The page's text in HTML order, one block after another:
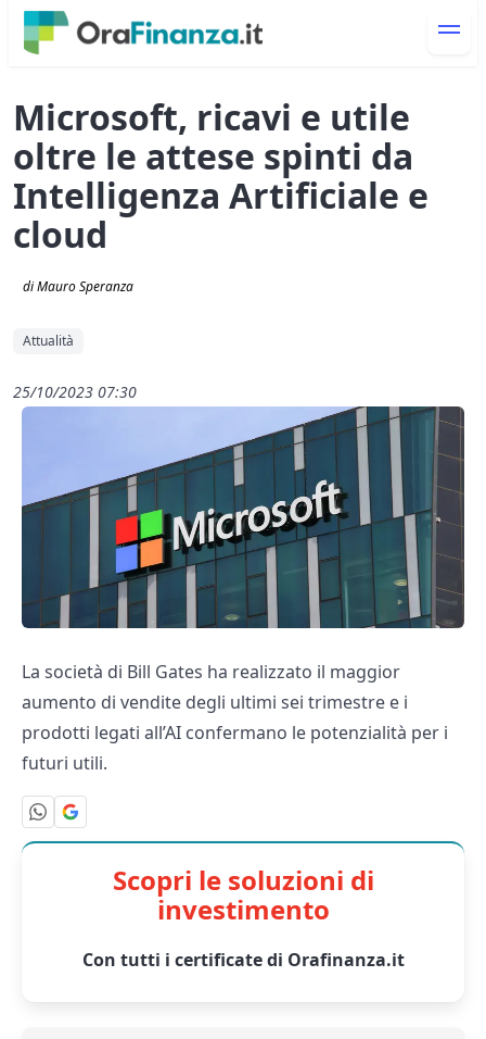
Microsoft, ricavi e utile
oltre le attese spinti da
Intelligenza Artificiale e
cloud
di Mauro Speranza
Attualità
25/10/2023 07:30
La società di Bill Gates ha realizzato il maggior
aumento di vendite degli ultimi sei trimestre e i
prodotti legati all’AI confermano le potenzialità per i
futuri utili.
Scopri le soluzioni di
investimento
Con tutti i certificate di Orafinanza.it